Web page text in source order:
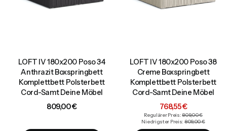
LOFT IV 180x200 Poso 34
Anthrazit Boxspringbett
Komplettbett Polsterbett
Cord-Samt Deine Möbel
Preis
809,00 €
LOFT IV 180x200 Poso 38
Creme Boxspringbett
Komplettbett Polsterbett
Cord-Samt Deine Möbel
Aktionspreis
768,55 €
Regulärer Preis: 809,00 €
Niedrigster Preis: 809,00 €